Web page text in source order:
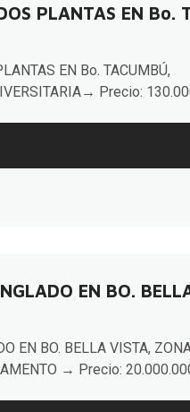
PLANTAS EN Bo.
EN Bo. TACUMBÚ,
Precio:
dos plantas equipado con
el acceso al segundo nivel,
EN BO.
EN BO. BELLA VISTA,
→ Precio: